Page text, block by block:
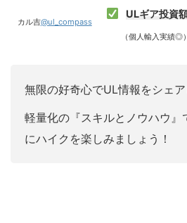
カル吉@ul_compass
ULギア投資
（個人輸入実績◎）
無限の好奇心でUL情報をシェア
軽量化の『スキルとノウハウ』
にハイクを楽しみましょう！